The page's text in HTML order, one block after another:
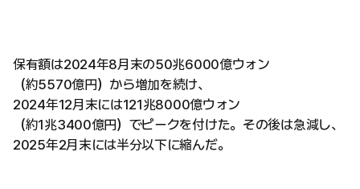
保有額は2024年8月末の50兆6000億ウォン
（約5570億円）から増加を続け、
2024年12月末には121兆8000億ウォン
（約1兆3400億円）でピークを付けた。その後は急減し、
2025年2月末には半分以下に縮んだ。